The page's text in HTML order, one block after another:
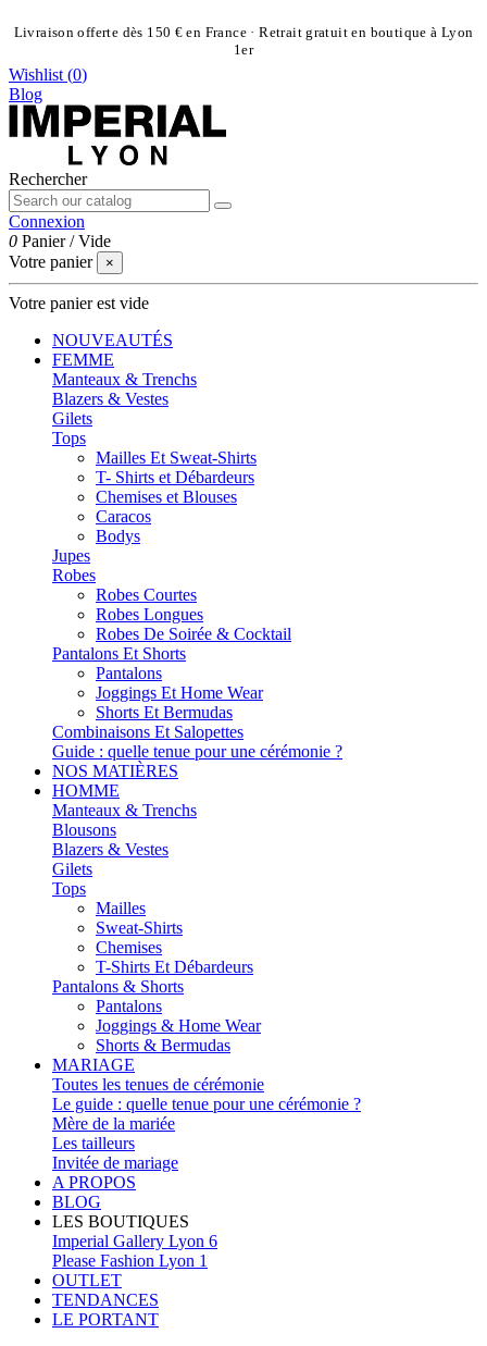
Livraison offerte dès 150 € en France · Retrait gratuit en boutique à Lyon
1er
Wishlist (0)
Blog
Rechercher
Connexion
0 Panier /Vide
Votre panier
×
Votre panier est vide
NOUVEAUTÉS
FEMME
Manteaux & Trenchs
Blazers & Vestes
Gilets
Tops
Mailles Et Sweat-Shirts
T- Shirts et Débardeurs
Chemises et Blouses
Caracos
Bodys
Jupes
Robes
Robes Courtes
Robes Longues
Robes De Soirée & Cocktail
Pantalons Et Shorts
Pantalons
Joggings Et Home Wear
Shorts Et Bermudas
Combinaisons Et Salopettes
Guide : quelle tenue pour une cérémonie ?
NOS MATIÈRES
HOMME
Manteaux & Trenchs
Blousons
Blazers & Vestes
Gilets
Tops
Mailles
Sweat-Shirts
Chemises
T-Shirts Et Débardeurs
Pantalons & Shorts
Pantalons
Joggings & Home Wear
Shorts & Bermudas
MARIAGE
Toutes les tenues de cérémonie
Le guide : quelle tenue pour une cérémonie ?
Mère de la mariée
Les tailleurs
Invitée de mariage
A PROPOS
BLOG
LES BOUTIQUES
Imperial Gallery Lyon 6
Please Fashion Lyon 1
OUTLET
TENDANCES
LE PORTANT